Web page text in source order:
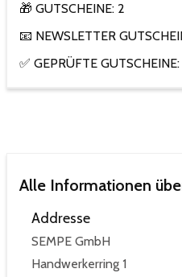
🎁 GUTSCHEINE: 2
📧 NEWSLETTER
✅ GEPRÜFTE
Alle Informationen
Addresse
SEMPE GmbH
Handwerkerring 1